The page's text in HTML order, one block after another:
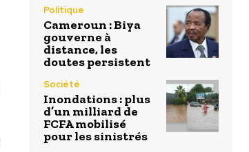
Politique
Cameroun : Biya
gouverne à
distance, les
doutes persistent
Société
Inondations : plus
d’un milliard de
FCFA mobilisé
pour les sinistrés